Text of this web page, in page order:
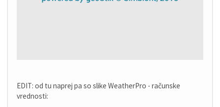
EDIT: od tu naprej pa so slike WeatherPro - računske
vrednosti: